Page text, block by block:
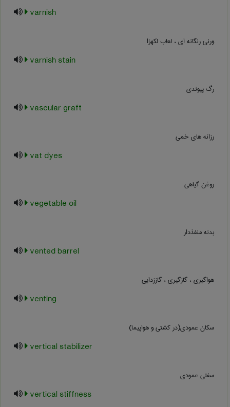
varnish
ورنی رنگانه ای ، لعاب لکه‏زا
varnish stain
رگ پیوندی
vascular graft
رزانه های خمی
vat dyes
روغن گیاهی
vegetable oil
بدنه منفذدار
vented barrel
هواگیری ، گازگیری ، گاززدایی
venting
سکان عمودی(در کشتی و هواپیما)
vertical stabilizer
سفتی عمودی
vertical stiffness